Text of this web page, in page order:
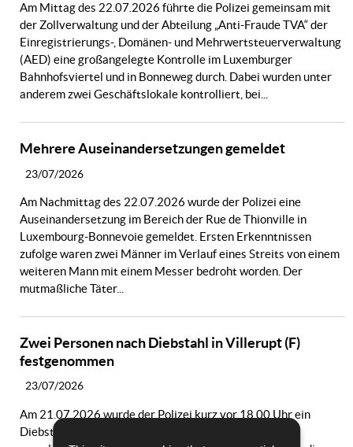
Am Mittag des 22.07.2026 führte die Polizei gemeinsam mit
der Zollverwaltung und der Abteilung „Anti-Fraude TVA“ der
Einregistrierungs-, Domänen- und Mehrwertsteuerverwaltung
(AED) eine großangelegte Kontrolle im Luxemburger
Bahnhofsviertel und in Bonneweg durch. Dabei wurden unter
anderem zwei Geschäftslokale kontrolliert, bei...
Mehrere Auseinandersetzungen gemeldet
23/07/2026
Am Nachmittag des 22.07.2026 wurde der Polizei eine
Auseinandersetzung im Bereich der Rue de Thionville in
Luxembourg-Bonnevoie gemeldet. Ersten Erkenntnissen
zufolge waren zwei Männer im Verlauf eines Streits von einem
weiteren Mann mit einem Messer bedroht worden. Der
mutmaßliche Täter...
Zwei Personen nach Diebstahl in Villerupt (F)
festgenommen
23/07/2026
Am 21.07.2026 wurde der Polizei kurz vor 18.00 Uhr ein
Diebstahl mehrerer Wertgegenstände in Villerupt (F)